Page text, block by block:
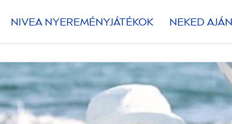
NIVEA NYEREMÉNYJÁTÉKOK NEKED